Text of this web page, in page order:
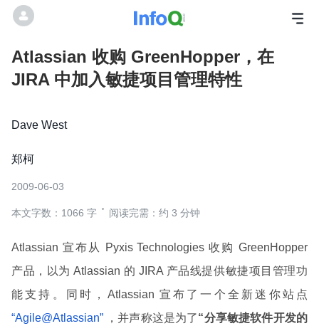
Atlassian 收购 GreenHopper，在
JIRA 中加入敏捷项目管理特性
Dave West
郑柯
2009-06-03
本文字数：1066 字 阅读完需：约 3 分钟
Atlassian 宣布从 Pyxis Technologies 收购 GreenHopper
产品，以为 Atlassian 的 JIRA 产品线提供敏捷项目管理功
能支持。同时，Atlassian 宣布了一个全新迷你站点
“Agile@Atlassian”
，并声称这是为了“分享敏捷软件开发的